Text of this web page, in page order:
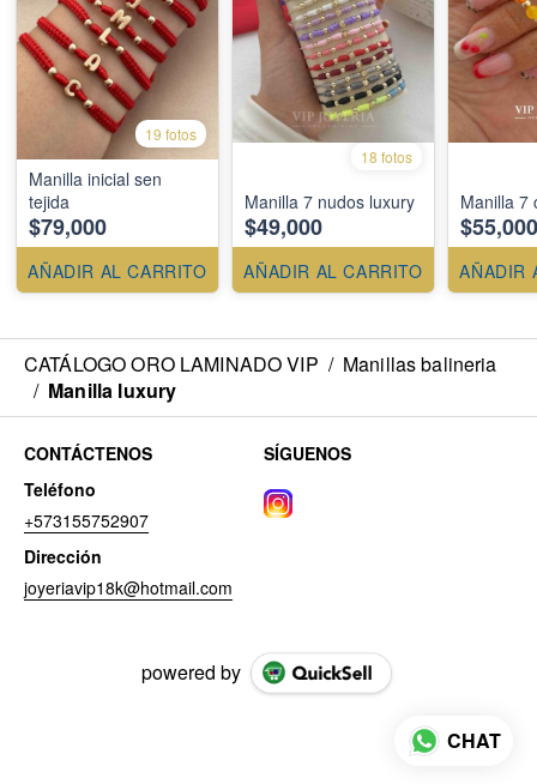
19 fotos
Manilla inicial sen
tejida
$79,000
AÑADIR AL CARRITO
18 fotos
Manilla 7 nudos luxury
$49,000
AÑADIR AL CARRITO
Manilla 7
$55,000
AÑADIR
CATÁLOGO ORO LAMINADO VIP / Manillas balineria
/ Manilla luxury
CONTÁCTENOS
Teléfono
+573155752907
Dirección
joyeriavip18k@hotmail.com
SÍGUENOS
powered by
CHAT